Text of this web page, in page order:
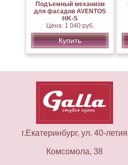
Подъемный механизм
для фасадов AVENTOS
HK-S
Цена: 1 040 руб.
Купить
г.Екатеринбург, ул. 40-летия
Комсомола, 38